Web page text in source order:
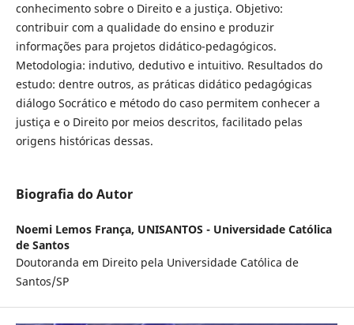
conhecimento sobre o Direito e a justiça. Objetivo:
contribuir com a qualidade do ensino e produzir
informações para projetos didático-pedagógicos.
Metodologia: indutivo, dedutivo e intuitivo. Resultados do
estudo: dentre outros, as práticas didático pedagógicas
diálogo Socrático e método do caso permitem conhecer a
justiça e o Direito por meios descritos, facilitado pelas
origens históricas dessas.
Biografia do Autor
Noemi Lemos França, UNISANTOS - Universidade Católica
de Santos
Doutoranda em Direito pela Universidade Católica de
Santos/SP